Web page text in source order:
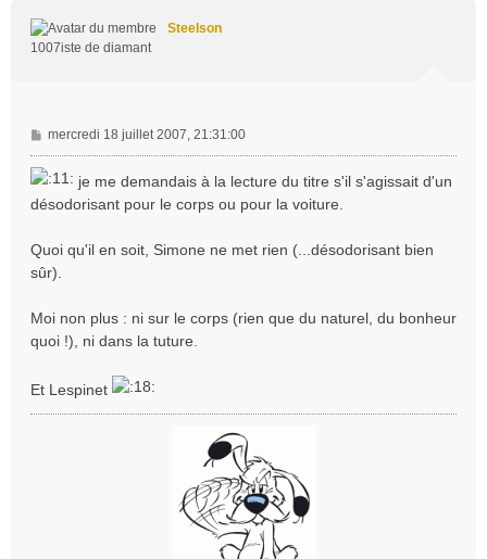
Steelson
1007iste de diamant
M
e
s
a
e
mercredi 18 juillet 2007, 21:31:00
je me demandais à la lecture du titre s'il s'agissait d'un
désodorisant pour le corps ou pour la voiture.
Quoi qu'il en soit, Simone ne met rien (...désodorisant bien
sûr).
Moi non plus : ni sur le corps (rien que du naturel, du bonheur
quoi !), ni dans la tuture.
Et Lespinet